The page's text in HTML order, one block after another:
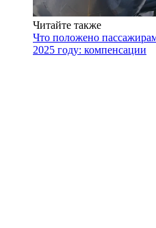
Читайте также
Что положено
2025 году: компенсации